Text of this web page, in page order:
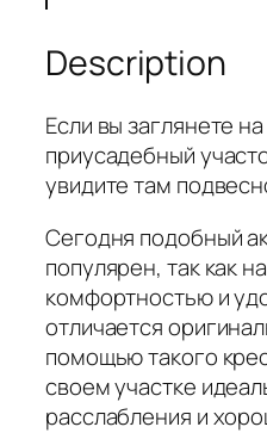
Description
Если вы заглянете
приусадебный
увидите там
Сегодня подобный
популярен, так как
комфортностью и
отличается
помощью такого
своем участке
расслабления и